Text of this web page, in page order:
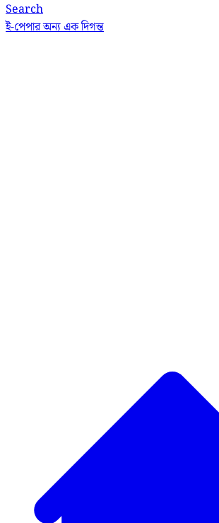
Search
ই-পেপারঅন্য এক দিগন্ত